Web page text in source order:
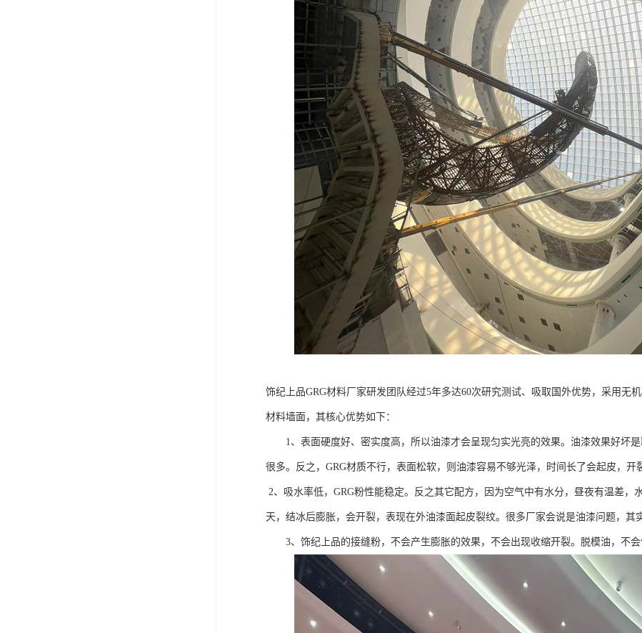
饰纪上品GRG材料厂家研发团队经过5年多达60次研究测试、吸取国外优势，采用无
材料墙面，其核心优势如下：
1、表面硬度好、密实度高，所以油漆才会呈现匀实光亮的效果。油漆效果好坏
很多。反之，GRG材质不行，表面松软，则油漆容易不够光泽，时间长了会起皮，开
2、吸水率低，GRG粉性能稳定。反之其它配方，因为空气中有水分，昼夜有温差，
天，结冰后膨胀，会开裂，表现在外油漆面起皮裂纹。很多厂家会说是油漆问题，其
3、饰纪上品的接缝粉，不会产生膨胀的效果，不会出现收缩开裂。脱模油，不会